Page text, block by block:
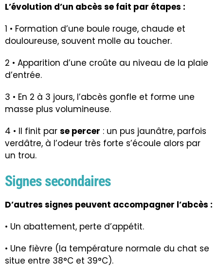
L’évolution d’un abcès se fait par étapes :
1 • Formation d’une boule rouge, chaude et
douloureuse, souvent molle au toucher.
2 • Apparition d’une croûte au niveau de la plaie
d’entrée.
3 • En 2 à 3 jours, l’abcès gonfle et forme une
masse plus volumineuse.
4 • Il finit par se percer : un pus jaunâtre, parfois
verdâtre, à l’odeur très forte s’écoule alors par
un trou.
Signes secondaires
D’autres signes peuvent accompagner l’abcès :
• Un abattement, perte d’appétit.
• Une fièvre (la température normale du chat se
situe entre 38°C et 39°C).